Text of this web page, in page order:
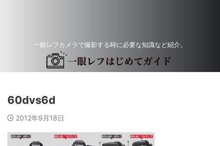
一眼レフカメラで撮影する時に必要な知識など紹介。
60dvs6d
2012年9月18日